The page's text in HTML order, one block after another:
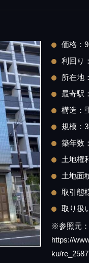
価格：
利回り
所在地
最寄駅
構造：
規模：
築年数
土地権
土地面
取引態
取り扱
※参照元：
https://
ku/